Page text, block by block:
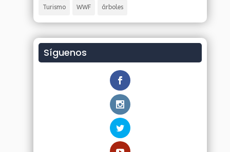
Turismo WWF árboles
Síguenos